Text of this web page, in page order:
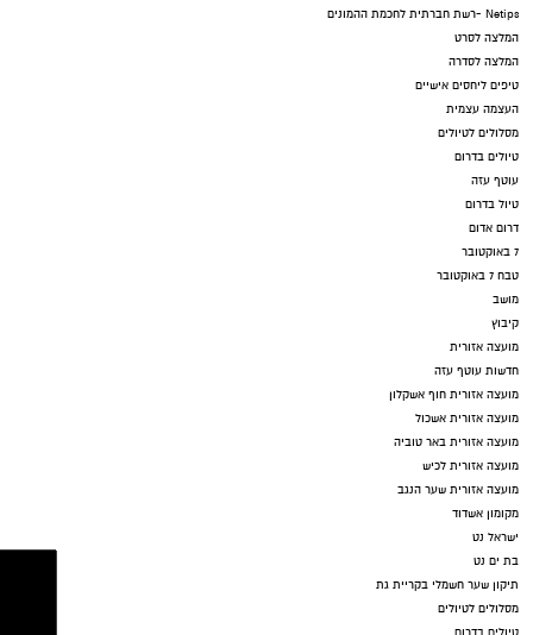
Netips -רשת חברתית לחכמת ההמונים
המלצה לסרט
המלצה לסדרה
טיפים ליחסים אישיים
העצמה עצמית
מסלולים לטיולים
טיולים בדרום
עוטף עזה
טיול בדרום
דרום אדום
7 באוקטובר
טבח 7 באוקטובר
מושב
קיבוץ
מועצה אזורית
חדשות עוטף עזה
מועצה אזורית חוף אשקלון
מועצה אזורית אשכול
מועצה אזורית באר טוביה
מועצה אזורית לכיש
מועצה אזורית שער הנגב
מקומון אשדוד
ישראל נט
בת ים נט
תיקון שער חשמלי בקריית גת
מסלולים לטיולים